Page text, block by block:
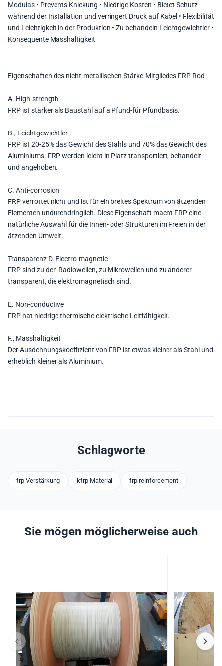
Modulas • Prevents Knickung • Niedrige Kosten • Bietet Schutz
während der Installation und verringert Druck auf Kabel • Flexibilität
und Leichtigkeit in der Produktion • Zu behandeln Leichtgewichtler •
Konsequente Masshaltigkeit
Eigenschaften des nicht-metallischen Stärke-Mitgliedes FRP Rod
A. High-strength
FRP ist stärker als Baustahl auf a Pfund-für Pfundbasis.
B., Leichtgewichtler
FRP ist 20-25% das Gewicht des Stahls und 70% das Gewicht des
Aluminiums. FRP werden leicht in Platz transportiert, behandelt
und angehoben.
C. Anti-corrosion
FRP verrottet nicht und ist für ein breites Spektrum von ätzenden
Elementen undurchdringlich. Diese Eigenschaft macht FRP eine
natürliche Auswahl für die Innen- oder Strukturen im Freien in der
ätzenden Umwelt.
Transparenz D. Electro-magnetic
FRP sind zu den Radiowellen, zu Mikrowellen und zu anderer
transparent, die elektromagnetisch sind.
E. Non-conductive
FRP hat niedrige thermische elektrische Leitfähigkeit.
F., Masshaltigkeit
Der Ausdehnungskoeffizient von FRP ist etwas kleiner als Stahl und
erheblich kleiner als Aluminium.
Schlagworte
frp Verstärkung kfrp Material frp reinforcement
Sie mögen möglicherweise auch